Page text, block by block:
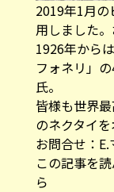
2019年1月
用しました
1926年から
フォネリ」
氏。
皆様も世界
のネクタイ
お問合せ：
この記事を
ら